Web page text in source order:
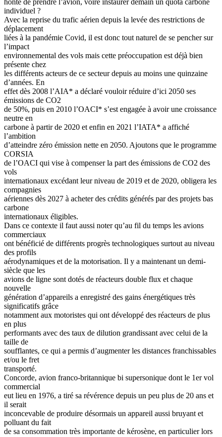
individuel ?
Avec la reprise du trafic aérien depuis la levée des restrictions de
déplacement
liées à la pandémie Covid, il est donc tout naturel de se pencher sur
l’impact
environnemental des vols mais cette préoccupation est déjà bien
présente chez
les différents acteurs de ce secteur depuis au moins une quinzaine
d’années. En
effet dès 2008 l’AIA* a déclaré vouloir réduire d’ici 2050 ses
émissions de CO2
de 50%, puis en 2010 l’OACI* s’est engagée à avoir une croissance
neutre en
carbone à partir de 2020 et enfin en 2021 l’IATA* a affiché
l’ambition
d’atteindre zéro émission nette en 2050. Ajoutons que le programme
CORSIA
de l’OACI qui vise à compenser la part des émissions de CO2 des
vols
internationaux excédant leur niveau de 2019 et de 2020, obligera les
compagnies
aériennes dès 2027 à acheter des crédits générés par des projets bas
carbone
internationaux éligibles.
Dans ce contexte il faut aussi noter qu’au fil du temps les avions
commerciaux
ont bénéficié de différents progrès technologiques surtout au niveau
des profils
aérodynamiques et de la motorisation. Il y a maintenant un demi-
siècle que les
avions de ligne sont dotés de réacteurs double flux et chaque
nouvelle
génération d’appareils a enregistré des gains énergétiques très
significatifs grâce
notamment aux motoristes qui ont développé des réacteurs de plus
en plus
performants avec des taux de dilution grandissant avec celui de la
taille de
soufflantes, ce qui a permis d’augmenter les distances franchissables
et/ou le fret
transporté.
Concorde, avion franco-britannique bi supersonique dont le 1er vol
commercial
eut lieu en 1976, a tiré sa révérence depuis un peu plus de 20 ans et
il serait
inconcevable de produire désormais un appareil aussi bruyant et
polluant du fait
de sa consommation très importante de kérosène, en particulier lors